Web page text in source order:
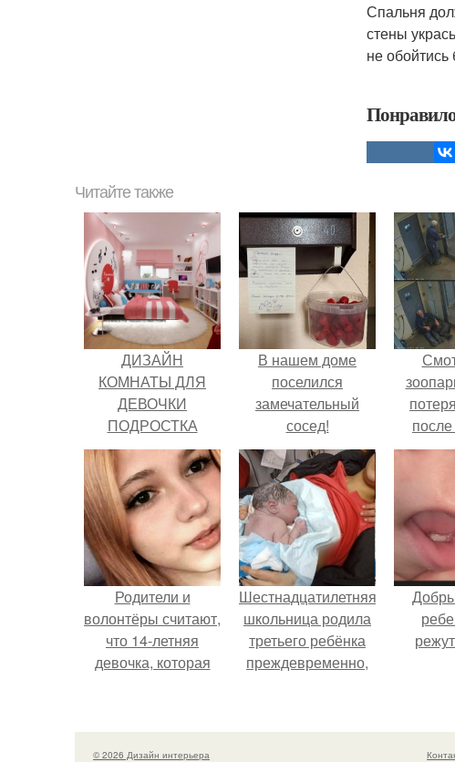
Спальня
стены
не
Читайте также
ДИЗАЙН
КОМНАТЫ ДЛЯ
ДЕВОЧКИ
ПОДРОСТКА
В нашем доме
поселился
замечательный
сосед!
после
камеры
вольер
Родители и
волонтёры считают,
что 14-летняя
девочка, которая
Дронов в Туапсе,
на самом деле
Шестнадцатилетняя
школьница родила
третьего ребёнка
преждевременно,
© 2026 Дизайн интерьера